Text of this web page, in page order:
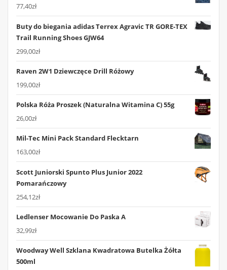
77,40zł
Buty do biegania adidas Terrex Agravic TR GORE-TEX
Trail Running Shoes GJW64
299,00zł
Raven 2W1 Dziewczęce Drill Różowy
199,00zł
Polska Róża Proszek (Naturalna Witamina C) 55g
26,00zł
Mil-Tec Mini Pack Standard Flecktarn
163,00zł
Scott Juniorski Spunto Plus Junior 2022
Pomarańczowy
254,12zł
Ledlenser Mocowanie Do Paska A
32,99zł
Woodway Well Szklana Kwadratowa Butelka Żółta
500ml